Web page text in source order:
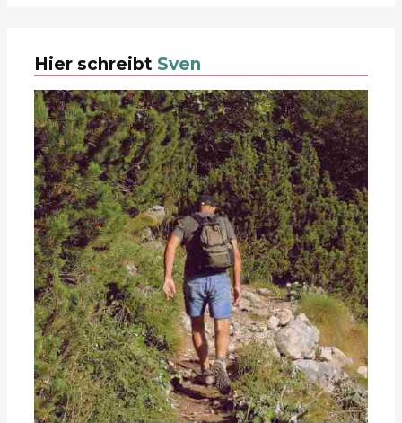
Hier schreibt Sven